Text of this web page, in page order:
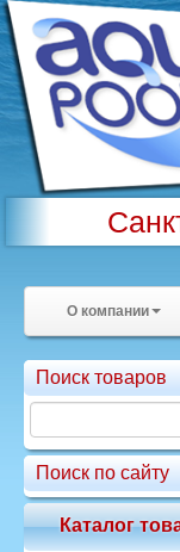
О компании
Поиск товаров
Поиск по сайту
Каталог